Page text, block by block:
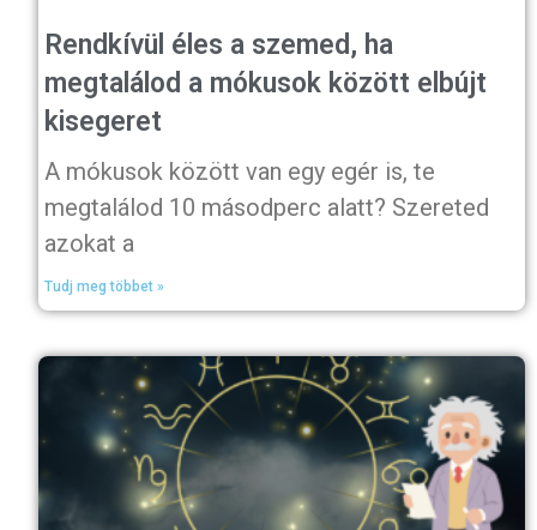
Rendkívül éles a szemed, ha
megtalálod a mókusok között elbújt
kisegeret
A mókusok között van egy egér is, te
megtalálod 10 másodperc alatt? Szereted
azokat a
Tudj meg többet »